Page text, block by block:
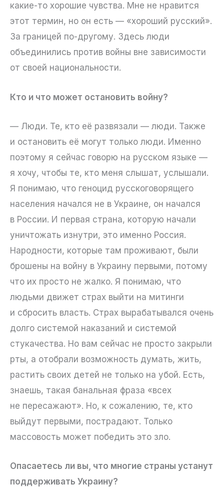
какие-то хорошие чувства. Мне не нравится
этот термин, но он есть — «хороший русский».
За границей по-другому. Здесь люди
объединились против войны вне зависимости
от своей национальности.
Кто и что может остановить войну?
— Люди. Те, кто её развязали — люди. Также
и остановить её могут только люди. Именно
поэтому я сейчас говорю на русском языке —
я хочу, чтобы те, кто меня слышат, услышали.
Я понимаю, что геноцид русскоговорящего
населения начался не в Украине, он начался
в России. И первая страна, которую начали
уничтожать изнутри, это именно Россия.
Народности, которые там проживают, были
брошены на войну в Украину первыми, потому
что их просто не жалко. Я понимаю, что
людьми движет страх выйти на митинги
и сбросить власть. Страх вырабатывался очень
долго системой наказаний и системой
стукачества. Но вам сейчас не просто закрыли
рты, а отобрали возможность думать, жить,
растить своих детей не только на убой. Есть,
знаешь, такая банальная фраза «всех
не пересажают». Но, к сожалению, те, кто
выйдут первыми, пострадают. Только
массовость может победить это зло.
Опасаетесь ли вы, что многие страны устанут
поддерживать Украину?